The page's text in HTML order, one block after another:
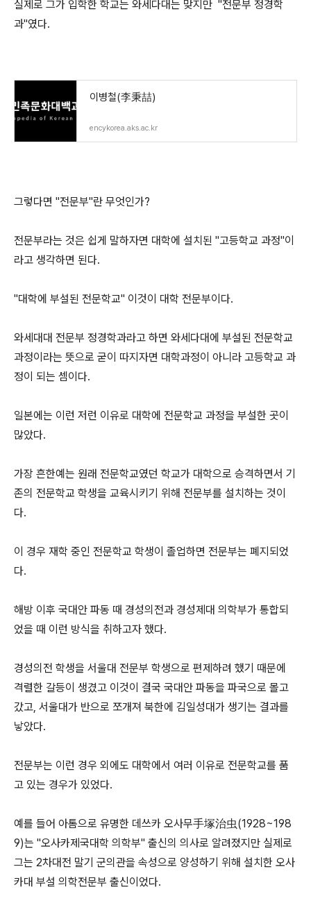
실제로 그가 입학한 학교는 와세다대는 맞지만 "전문부 정경학
과"였다.
이병철(李秉喆)
encykorea.aks.ac.kr
그렇다면 "전문부"란 무엇인가?
전문부라는 것은 쉽게 말하자면 대학에 설치된 "고등학교 과정"이
라고 생각하면 된다.
"대학에 부설된 전문학교" 이것이 대학 전문부이다.
와세대대 전문부 정경학과라고 하면 와세다대에 부설된 전문학교
과정이라는 뜻으로 굳이 따지자면 대학과정이 아니라 고등학교 과
정이 되는 셈이다.
일본에는 이런 저런 이유로 대학에 전문학교 과정을 부설한 곳이
많았다.
가장 흔한예는 원래 전문학교였던 학교가 대학으로 승격하면서 기
존의 전문학교 학생을 교육시키기 위해 전문부를 설치하는 것이
다.
이 경우 재학 중인 전문학교 학생이 졸업하면 전문부는 폐지되었
다.
해방 이후 국대안 파동 때 경성의전과 경성제대 의학부가 통합되
었을 때 이런 방식을 취하고자 했다.
경성의전 학생을 서울대 전문부 학생으로 편제하려 했기 때문에
격렬한 갈등이 생겼고 이것이 결국 국대안 파동을 파국으로 몰고
갔고, 서울대가 반으로 쪼개져 북한에 김일성대가 생기는 결과를
낳았다.
전문부는 이런 경우 외에도 대학에서 여러 이유로 전문학교를 품
고 있는 경우가 있었다.
예를 들어 아톰으로 유명한 데쓰카 오사무手塚治虫(1928~198
9)는 "오사카제국대학 의학부" 출신의 의사로 알려졌지만 실제로
그는 2차대전 말기 군의관을 속성으로 양성하기 위해 설치한 오사
카대 부설 의학전문부 출신이었다.